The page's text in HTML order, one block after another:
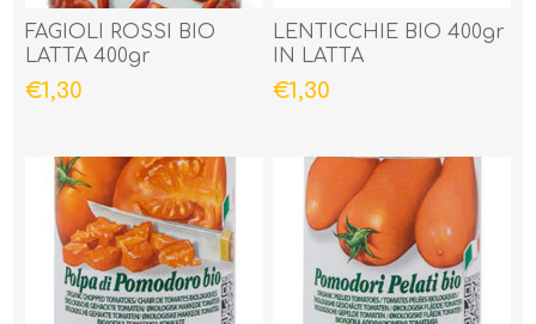
FAGIOLI ROSSI BIO
LATTA 400gr
€1,30
LENTICCHIE BIO 400gr
IN LATTA
€1,30